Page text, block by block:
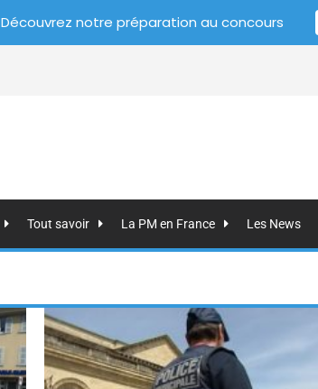
Tout savoir La PM en France Les News
Découvrez notre préparation au concours